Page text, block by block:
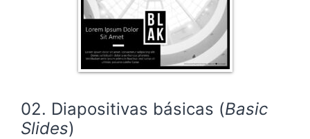
02. Diapositivas básicas (Basic
Slides)